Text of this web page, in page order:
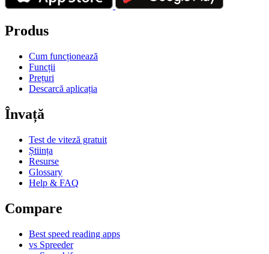
Produs
Cum funcționează
Funcții
Prețuri
Descarcă aplicația
Învață
Test de viteză gratuit
Știința
Resurse
Glossary
Help & FAQ
Compare
Best speed reading apps
vs Spreeder